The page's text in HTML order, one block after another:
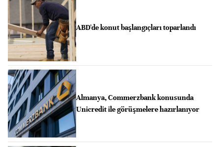
ABD'de konut başlangıçları toparlandı
Almanya, Commerzbank konusunda
Unicredit ile görüşmelere hazırlanıyor